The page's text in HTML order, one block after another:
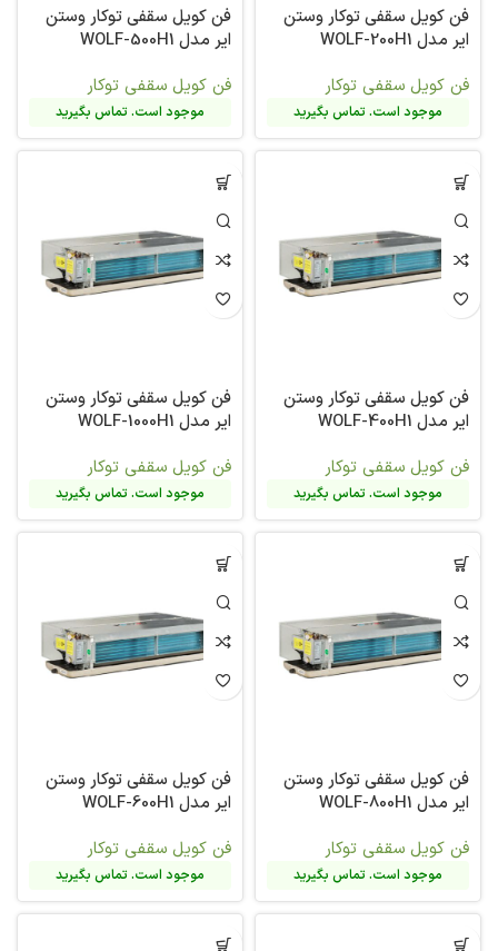
فن کویل سقفی توکار وستن
ایر مدل WOLF-200H1
فن کویل سقفی توکار
موجود است. تماس بگیرید
فن کویل سقفی توکار وستن
ایر مدل WOLF-500H1
فن کویل سقفی توکار
موجود است. تماس بگیرید
فن کویل سقفی توکار وستن
ایر مدل WOLF-400H1
فن کویل سقفی توکار
موجود است. تماس بگیرید
فن کویل سقفی توکار وستن
ایر مدل WOLF-1000H1
فن کویل سقفی توکار
موجود است. تماس بگیرید
فن کویل سقفی توکار وستن
ایر مدل WOLF-800H1
فن کویل سقفی توکار
موجود است. تماس بگیرید
فن کویل سقفی توکار وستن
ایر مدل WOLF-600H1
فن کویل سقفی توکار
موجود است. تماس بگیرید